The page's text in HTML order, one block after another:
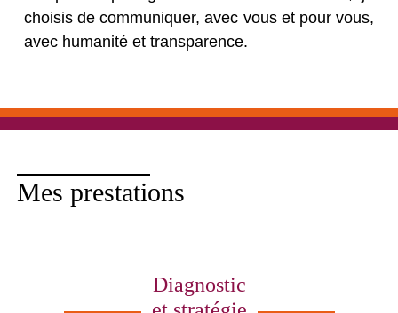
choisis de communiquer, avec vous et pour vous,
avec humanité et transparence.
Mes prestations
Diagnostic